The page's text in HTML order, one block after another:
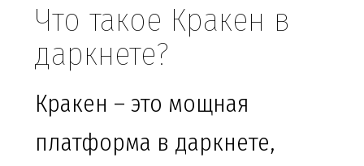
Что такое Кракен в
даркнете?
Кракен – это мощная
платформа в даркнете,